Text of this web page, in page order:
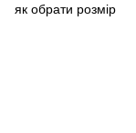
як обрати розмір